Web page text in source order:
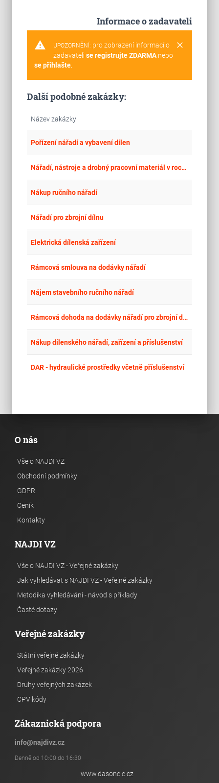
Informace o zadavateli
warning clear
UPOZORNĚNÍ: pro zobrazení informací o
zadavateli se registrujte ZDARMAnebo
se přihlašte.
Další podobné zakázky:
Název zakázky
Pořízení nářadí a vybavení dílen
Nářadí, nástroje a drobný pracovní materiál v roce 2026 - nové, zakázka č. 1
Nákup ručního nářadí
Nářadí pro zbrojní dílnu
Elektrická dílenská zařízení
Rámcová smlouva na dodávky nářadí
Nájem stavebního ručního nářadí
Rámcová dohoda na dodávky nářadí pro zbrojní dílny a zbrojíře
Nákup dílenského nářadí, zařízení a příslušenství
DAR - hydraulické prostředky včetně příslušenství
O nás
Vše o NAJDI VZ
Obchodní podmínky
GDPR
Ceník
Kontakty
NAJDI VZ
Vše o NAJDI VZ - Veřejné zakázky
Jak vyhledávat s NAJDI VZ - Veřejné zakázky
Metodika vyhledávání - návod s příklady
Časté dotazy
Veřejné zakázky
Státní veřejné zakázky
Veřejné zakázky 2026
Druhy veřejných zakázek
CPV kódy
Zákaznická podpora
info@najdivz.cz
Denně od 10:00 do 16:30
www.dasonele.cz